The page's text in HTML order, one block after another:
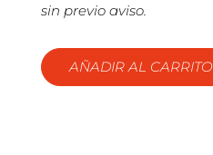
sin previo aviso.
AÑADIR AL CARRITO